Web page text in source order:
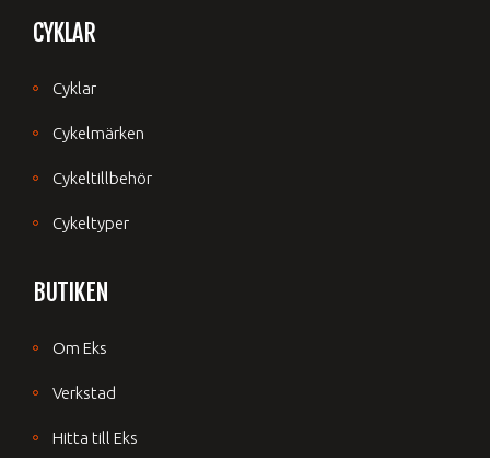
CYKLAR
Cyklar
Cykelmärken
Cykeltillbehör
Cykeltyper
BUTIKEN
Om Eks
Verkstad
Hitta till Eks